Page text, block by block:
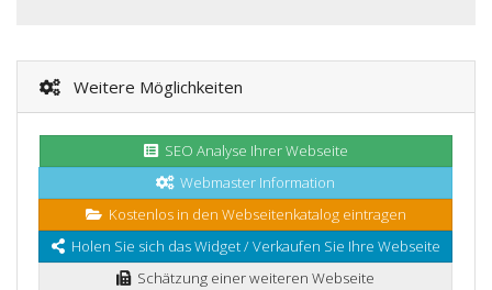
Weitere Möglichkeiten
SEO Analyse Ihrer Webseite
Webmaster Information
Kostenlos in den Webseitenkatalog eintragen
Holen Sie sich das Widget / Verkaufen Sie Ihre Webseite
Schätzung einer weiteren Webseite